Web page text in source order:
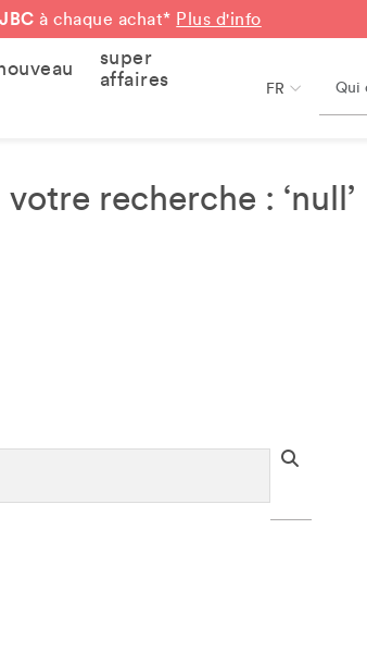
à chaque achat* Plus d'info
super
affaires
FR
recherche : ‘null’